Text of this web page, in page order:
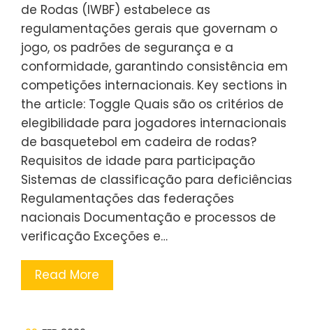
de Rodas (IWBF) estabelece as
regulamentações gerais que governam o
jogo, os padrões de segurança e a
conformidade, garantindo consistência em
competições internacionais. Key sections in
the article: Toggle Quais são os critérios de
elegibilidade para jogadores internacionais
de basquetebol em cadeira de rodas?
Requisitos de idade para participação
Sistemas de classificação para deficiências
Regulamentações das federações
nacionais Documentação e processos de
verificação Exceções e…
Read More